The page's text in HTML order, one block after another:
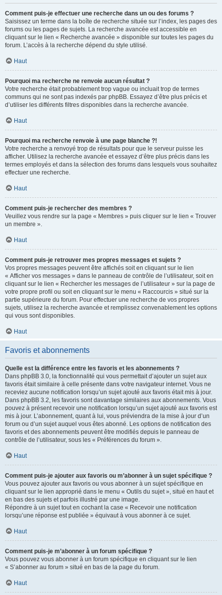
Comment puis-je effectuer une recherche dans un ou des forums ?
Saisissez un terme dans la boîte de recherche située sur l’index, les pages des
forums ou les pages de sujets. La recherche avancée est accessible en
cliquant sur le lien « Recherche avancée » disponible sur toutes les pages du
forum. L’accès à la recherche dépend du style utilisé.
Haut
Pourquoi ma recherche ne renvoie aucun résultat ?
Votre recherche était probablement trop vague ou incluait trop de termes
communs qui ne sont pas indexés par phpBB. Essayez d’être plus précis et
d’utiliser les différents filtres disponibles dans la recherche avancée.
Haut
Pourquoi ma recherche renvoie à une page blanche ?!
Votre recherche a renvoyé trop de résultats pour que le serveur puisse les
afficher. Utilisez la recherche avancée et essayez d’être plus précis dans les
termes employés et dans la sélection des forums dans lesquels vous souhaitez
effectuer une recherche.
Haut
Comment puis-je rechercher des membres ?
Veuillez vous rendre sur la page « Membres » puis cliquer sur le lien « Trouver
un membre ».
Haut
Comment puis-je retrouver mes propres messages et sujets ?
Vos propres messages peuvent être affichés soit en cliquant sur le lien
« Afficher vos messages » dans le panneau de contrôle de l’utilisateur, soit en
cliquant sur le lien « Rechercher les messages de l’utilisateur » sur la page de
votre propre profil ou soit en cliquant sur le menu « Raccourcis » situé sur la
partie supérieure du forum. Pour effectuer une recherche de vos propres
sujets, utilisez la recherche avancée et remplissez convenablement les options
qui vous sont disponibles.
Haut
Favoris et abonnements
Quelle est la différence entre les favoris et les abonnements ?
Dans phpBB 3.0, la fonctionnalité qui vous permettait d’ajouter un sujet aux
favoris était similaire à celle présente dans votre navigateur internet. Vous ne
receviez aucune notification lorsqu’un sujet ajouté aux favoris était mis à jour.
Dans phpBB 3.2, les favoris sont davantage similaires aux abonnements. Vous
pouvez à présent recevoir une notification lorsqu’un sujet ajouté aux favoris est
mis à jour. L’abonnement, quant à lui, vous préviendra de la mise à jour d’un
forum ou d’un sujet auquel vous êtes abonné. Les options de notification des
favoris et des abonnements peuvent être modifiés depuis le panneau de
contrôle de l’utilisateur, sous les « Préférences du forum ».
Haut
Comment puis-je ajouter aux favoris ou m’abonner à un sujet spécifique ?
Vous pouvez ajouter aux favoris ou vous abonner à un sujet spécifique en
cliquant sur le lien approprié dans le menu « Outils du sujet », situé en haut et
en bas des sujets et parfois illustré par une image.
Répondre à un sujet tout en cochant la case « Recevoir une notification
lorsqu’une réponse est publiée » équivaut à vous abonner à ce sujet.
Haut
Comment puis-je m’abonner à un forum spécifique ?
Vous pouvez vous abonner à un forum spécifique en cliquant sur le lien
« S’abonner au forum » situé en bas de la page du forum.
Haut